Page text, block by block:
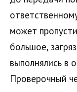
может
большое,
выполнялись в
Проверочный